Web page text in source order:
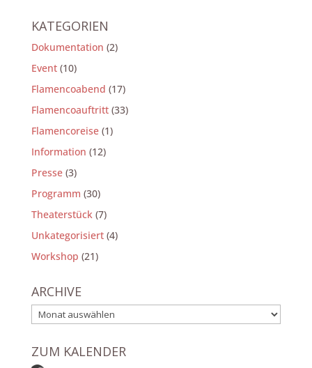
KATEGORIEN
Dokumentation (2)
Event(10)
Flamencoabend (17)
Flamencoauftritt(33)
Flamencoreise(1)
Information (12)
Presse(3)
Programm (30)
Theaterstück(7)
Unkategorisiert(4)
Workshop (21)
ARCHIVE
Archive
ZUM KALENDER